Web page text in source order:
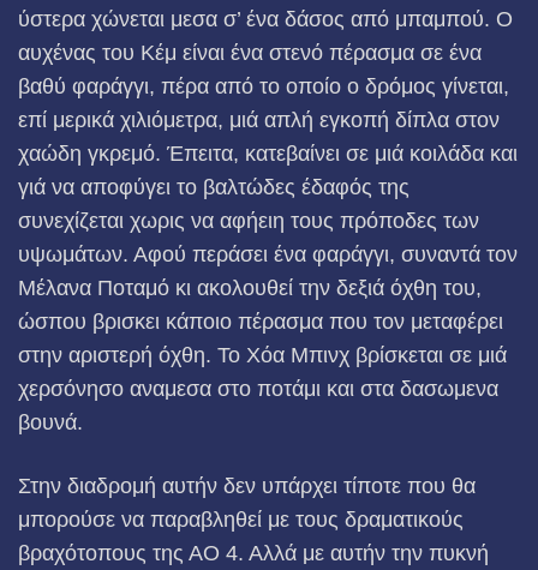
ύστερα χώνεται μεσα σ’ ένα δάσος από μπαμπού. Ο
αυχένας του Κέμ είναι ένα στενό πέρασμα σε ένα
βαθύ φαράγγι, πέρα από το οποίο ο δρόμος γίνεται,
επί μερικά χιλιόμετρα, μιά απλή εγκοπή δίπλα στον
χαώδη γκρεμό. Έπειτα, κατεβαίνει σε μιά κοιλάδα και
γιά να αποφύγει το βαλτώδες έδαφός της
συνεχίζεται χωρις να αφήειη τους πρόποδες των
υψωμάτων. Αφού περάσει ένα φαράγγι, συναντά τον
Μέλανα Ποταμό κι ακολουθεί την δεξιά όχθη του,
ώσπου βρισκει κάποιο πέρασμα που τον μεταφέρει
στην αριστερή όχθη. Το Χόα Μπινχ βρίσκεται σε μιά
χερσόνησο αναμεσα στο ποτάμι και στα δασωμενα
βουνά.
Στην διαδρομή αυτήν δεν υπάρχει τίποτε που θα
μπο­ρούσε να παραβληθεί με τους δραματικούς
βραχότο­πους της ΑΟ 4. Αλλά με αυτήν την πυκνή